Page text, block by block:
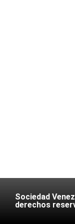
Sociedad
derechos